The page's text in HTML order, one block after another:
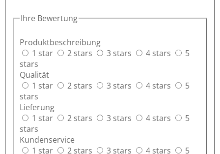
Ihre Bewertung
Produktbeschreibung
1 star
2 stars 3 stars 4 stars
5
stars
Qualität
1 star
2 stars 3 stars 4 stars
5
stars
Lieferung
1 star
2 stars 3 stars 4 stars
5
stars
Kundenservice
1 star
2 stars 3 stars 4 stars
5